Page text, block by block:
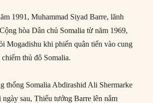
1991, Muhammad Siyad Barre, lãnh
hòa Dân chủ Somalia từ năm 1969,
Mogadishu khi phiến quân tiến vào cung
thủ đô Somalia.
thống Somalia Abdirashid Ali Shermarke
ngày sau, Thiếu tướng Barre lên nắm